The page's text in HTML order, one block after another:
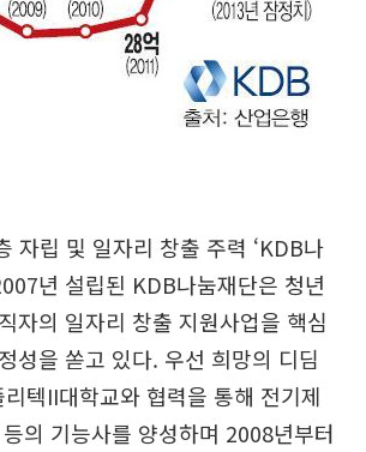
자립 및 일자리 창출 주력 ‘KDB나
년 설립된 KDB나눔재단은 청년
자의 일자리 창출 지원사업을 핵심
성을 쏟고 있다. 우선 희망의 디딤
텍II대학교와 협력을 통해 전기제
의 기능사를 양성하며 2008년부터